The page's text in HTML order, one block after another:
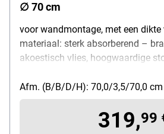
∅ 70 cm
voor wandmontage, met een
materiaal: sterk absorberend –
akoestisch vlies, hoogwaardige
Afm. (B/B/D/H): 70,0/3,5/70,0 cm
319,99